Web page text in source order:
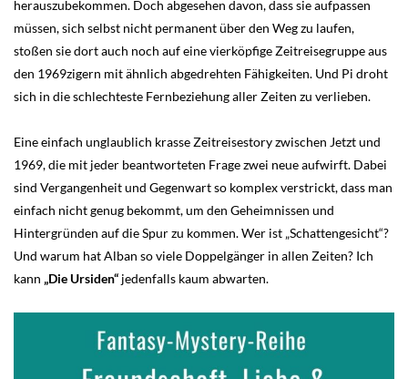
herauszubekommen. Doch abgesehen davon, dass sie aufpassen
müssen, sich selbst nicht permanent über den Weg zu laufen,
stoßen sie dort auch noch auf eine vierköpfige Zeitreisegruppe aus
den 1969zigern mit ähnlich abgedrehten Fähigkeiten. Und Pi droht
sich in die schlechteste Fernbeziehung aller Zeiten zu verlieben.
Eine einfach unglaublich krasse Zeitreisestory zwischen Jetzt und
1969, die mit jeder beantworteten Frage zwei neue aufwirft. Dabei
sind Vergangenheit und Gegenwart so komplex verstrickt, dass man
einfach nicht genug bekommt, um den Geheimnissen und
Hintergründen auf die Spur zu kommen. Wer ist „Schattengesicht“?
Und warum hat Alban so viele Doppelgänger in allen Zeiten? Ich
kann „Die Ursiden“ jedenfalls kaum abwarten.